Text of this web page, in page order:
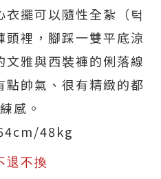
擺可以隨性全紮（턱
頭裡，腳踩一雙平底涼
雅與西裝褲的俐落線
帥氣、很有精緻的都
感。
48kg
退不換